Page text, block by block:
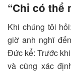
“Chỉ có thể
Khi chúng tôi
giờ anh nghĩ
Đức kể: Trước
và cũng xác